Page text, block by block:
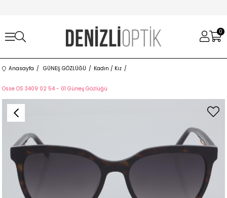
0
Anasayfa GÜNEŞ GÖZLÜĞÜ Kadın / Kız
Osse OS 3409 02 54 - 01 Güneş Gözlüğü